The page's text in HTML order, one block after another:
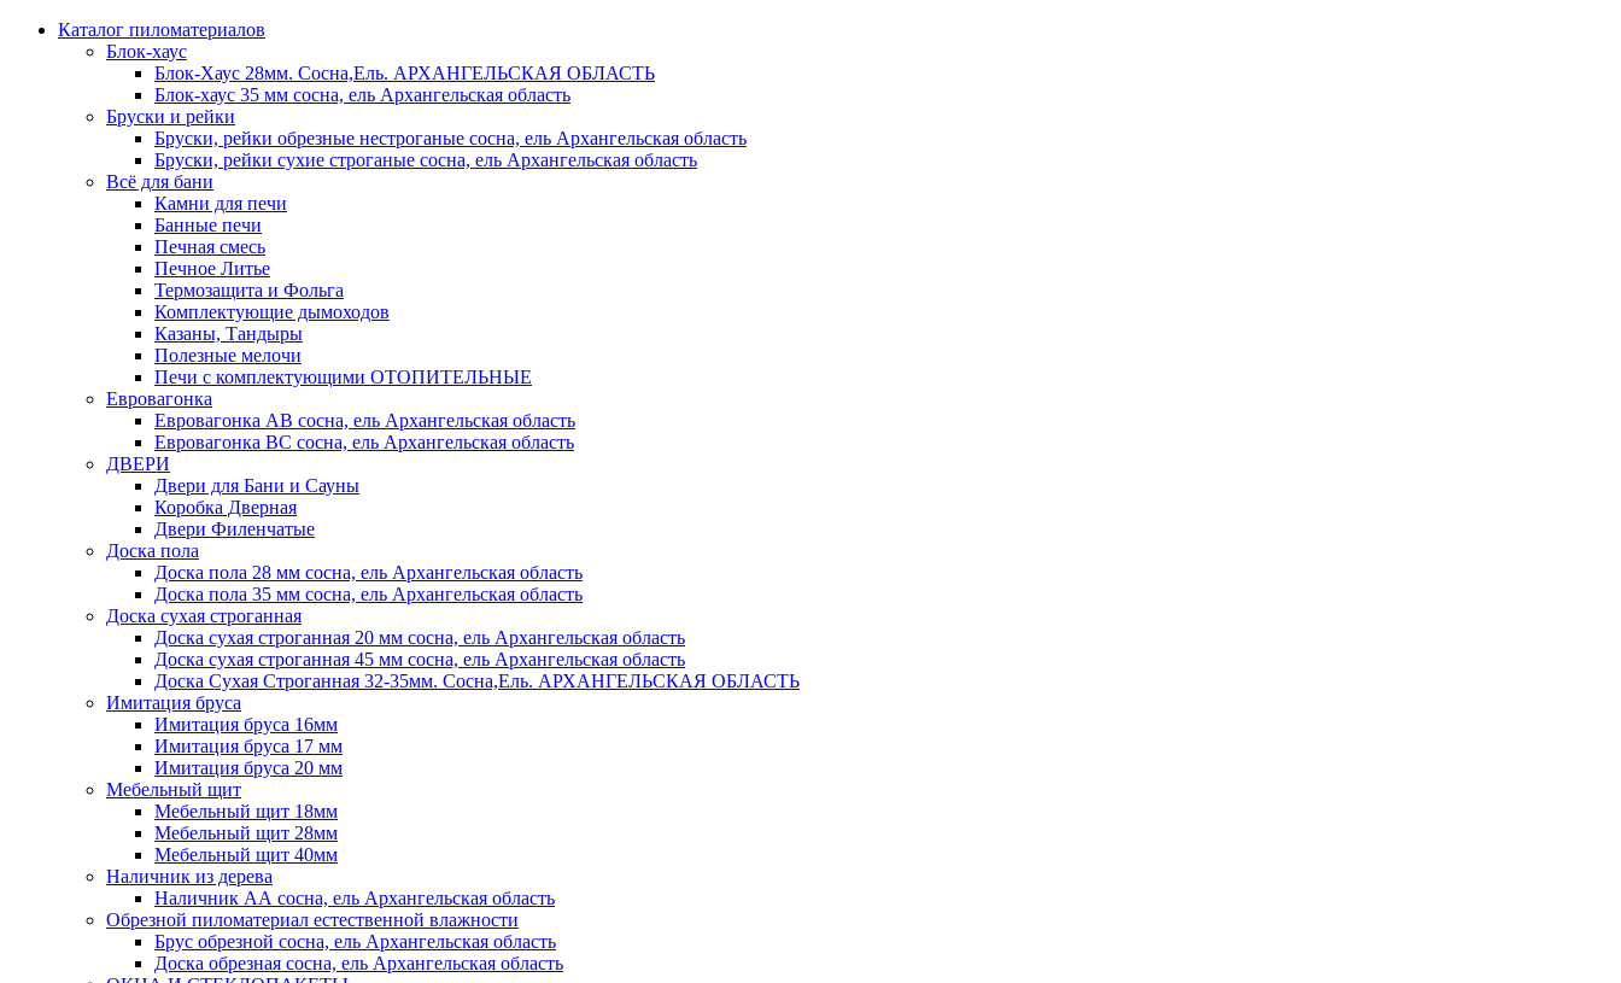
Каталог пиломатериалов
Блок-хаус
Блок-Хаус 28мм. Сосна,Ель. АРХАНГЕЛЬСКАЯ ОБЛАСТЬ
Блок-хаус 35 мм сосна, ель Архангельская область
Бруски и рейки
Бруски, рейки обрезные нестроганые сосна, ель Архангельская область
Бруски, рейки сухие строганые сосна, ель Архангельская область
Всё для бани
Камни для печи
Банные печи
Печная смесь
Печное Литье
Термозащита и Фольга
Комплектующие дымоходов
Казаны, Тандыры
Полезные мелочи
Печи с комплектующими ОТОПИТЕЛЬНЫЕ
Евровагонка
Евровагонка АВ сосна, ель Архангельская область
Евровагонка ВС сосна, ель Архангельская область
ДВЕРИ
Двери для Бани и Сауны
Коробка Дверная
Двери Филенчатые
Доска пола
Доска пола 28 мм сосна, ель Архангельская область
Доска пола 35 мм сосна, ель Архангельская область
Доска сухая строганная
Доска сухая строганная 20 мм сосна, ель Архангельская область
Доска сухая строганная 45 мм сосна, ель Архангельская область
Доска Сухая Строганная 32-35мм. Сосна,Ель. АРХАНГЕЛЬСКАЯ ОБЛАСТЬ
Имитация бруса
Имитация бруса 16мм
Имитация бруса 17 мм
Имитация бруса 20 мм
Мебельный щит
Мебельный щит 18мм
Мебельный щит 28мм
Мебельный щит 40мм
Наличник из дерева
Наличник АА сосна, ель Архангельская область
Обрезной пиломатериал естественной влажности
Брус обрезной сосна, ель Архангельская область
Доска обрезная сосна, ель Архангельская область